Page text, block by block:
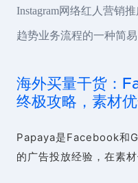
Instagram网络红人营销
趋势业务流程的一种简
海外买量干货：
终极攻略，素材
Papaya是Facebook和
的广告投放经验，在素